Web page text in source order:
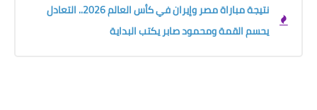
نتيجة مباراة مصر وإيران في كأس العالم 2026.. التعادل
يحسم القمة ومحمود صابر يكتب البداية